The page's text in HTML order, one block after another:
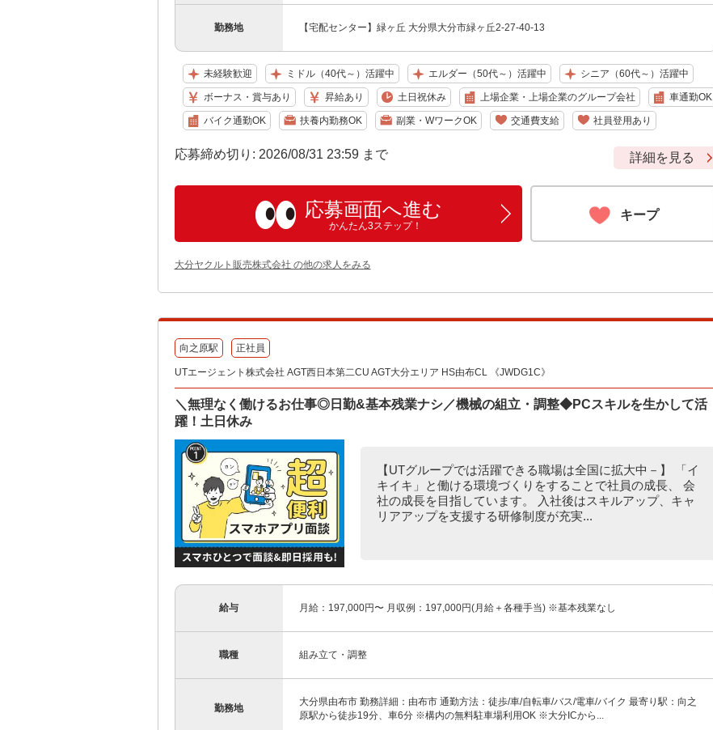
勤務地 【宅配センター】緑ヶ丘 大分県大分市緑ヶ丘2-27-40-13
未経験歓迎 ミドル（40代～）活躍中 エルダー（50代～）活躍中 シニア（60代～）活躍中
ボーナス・賞与あり 昇給あり 土日祝休み 上場企業・上場企業のグループ会社 車通勤OK
バイク通勤OK 扶養内勤務OK 副業・WワークOK 交通費支給 社員登用あり
応募締め切り: 2026/08/31 23:59 まで 詳細を見る
応募画面へ進む
かんたん3ステップ！
キープ
大分ヤクルト販売株式会社 の他の求人をみる
向之原駅 正社員
UTエージェント株式会社 AGT西日本第二CU AGT大分エリア HS由布CL 《JWDG1C》
＼無理なく働けるお仕事◎日勤&基本残業ナシ／機械の組立・調整◆PCスキルを生かして活
躍！土日休み
【UTグループでは活躍できる職場は全国に拡大中－】 「イ
キイキ」と働ける環境づくりをすることで社員の成長、 会
社の成長を目指しています。 入社後はスキルアップ、キャ
リアアップを支援する研修制度が充実...
給与 月給：197,000円〜 月収例：197,000円(月給＋各種手当) ※基本残業なし
職種 組み立て・調整
勤務地
大分県由布市 勤務詳細：由布市 通勤方法：徒歩/車/自転車/バス/電車/バイク 最寄り駅：向之
原駅から徒歩19分、車6分 ※構内の無料駐車場利用OK ※大分ICから...